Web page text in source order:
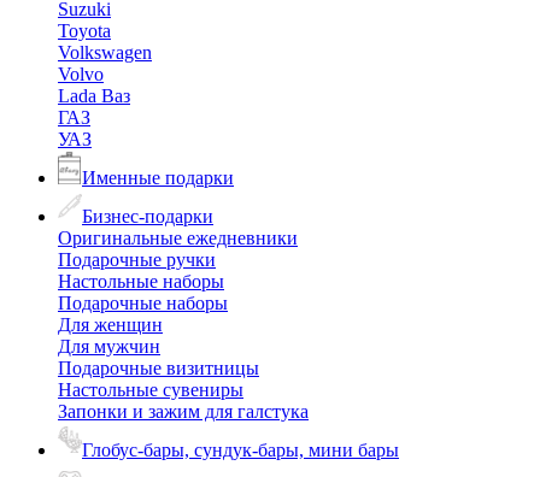
Suzuki
Toyota
Volkswagen
Volvo
Lada Ваз
ГАЗ
УАЗ
Именные подарки
Бизнес-подарки
Оригинальные ежедневники
Подарочные ручки
Настольные наборы
Подарочные наборы
Для женщин
Для мужчин
Подарочные визитницы
Настольные сувениры
Запонки и зажим для галстука
Глобус-бары, сундук-бары, мини бары